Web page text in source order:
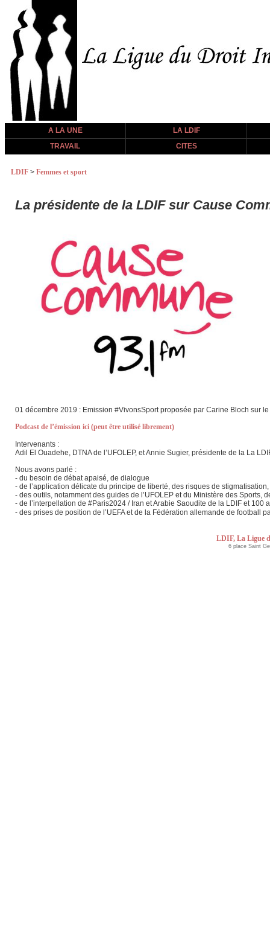
A LA UNE
LA LDIF
TRAVAIL
CITES
LDIF > Femmes et sport
La présidente de la LDIF sur Cause
01 décembre 2019 : Emission #VivonsSport proposée par Carine Bloch sur
Podcast de l’émission ici (peut être utilisé librement)
Intervenants :
Adil El Ouadehe, DTNA de l’UFOLEP, et Annie Sugier, présidente de la La
‪‪Nous avons parlé :
- ‪du besoin de débat apaisé, de dialogue
- ‪de l’application délicate du principe de liberté, des risques de
- ‪des outils, notamment des guides de l’UFOLEP et du Ministère des Sports,
- ‪de l’interpellation de #Paris2024 / Iran et Arabie Saoudite de la LDIF et 100
- des prises de position de l’UEFA et de la Fédération allemande de football
LDIF, La Ligue
6 place Saint